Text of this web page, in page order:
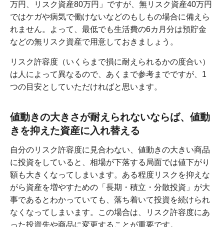
万円、リスク資産80万円」ですが、無リスク資産40万円
ではケガや病気で働けないなどのもしもの場合に備えら
れません。よって、最低でも生活費の6カ月分は預貯金
などの無リスク資産で用意しておきましょう。
リスク許容度（いくらまで損に耐えられるかの度合い）
は人によって異なるので、あくまで参考までですが、1
つの目安としていただければと思います。
値動きの大きさが耐えられないならば、値動
きを抑えた資産に入れ替える
自分のリスク許容度に見合わない、値動きの大きい商品
に投資をしていると、相場が下落する局面では値下がり
額も大きくなってしまいます。ある程度リスクを抑えな
がら資産を増やすための「長期・積立・分散投資」が大
事であるとわかっていても、落ち着いて投資を続けられ
なくなってしまいます。この場合は、リスク許容度にあ
った投資先や商品に変更することが重要です。